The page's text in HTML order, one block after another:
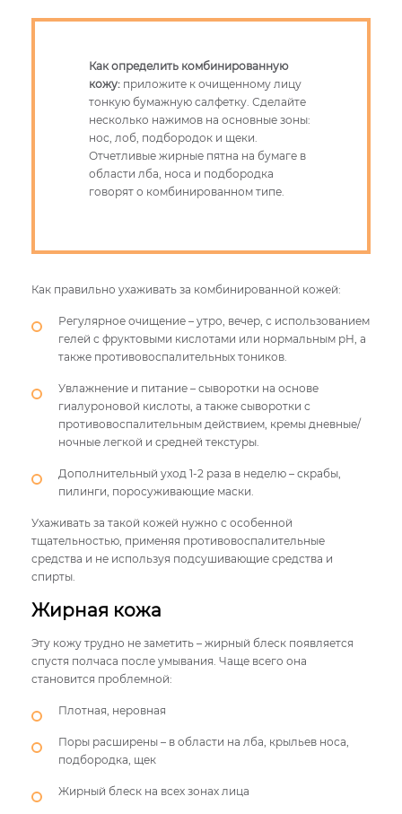
Как определить комбинированную
кожу: приложите к очищенному лицу
тонкую бумажную салфетку. Сделайте
несколько нажимов на основные зоны:
нос, лоб, подбородок и щеки.
Отчетливые жирные пятна на бумаге в
области лба, носа и подбородка
говорят о комбинированном типе.
Как правильно ухаживать за комбинированной кожей:
Регулярное очищение – утро, вечер, с использованием
гелей с фруктовыми кислотами или нормальным pH, а
также противовоспалительных тоников.
Увлажнение и питание – сыворотки на основе
гиалуроновой кислоты, а также сыворотки с
противовоспалительным действием, кремы дневные/
ночные легкой и средней текстуры.
Дополнительный уход 1-2 раза в неделю – скрабы,
пилинги, поросуживающие маски.
Ухаживать за такой кожей нужно с особенной
тщательностью, применяя противовоспалительные
средства и не используя подсушивающие средства и
спирты.
Жирная кожа
Эту кожу трудно не заметить – жирный блеск появляется
спустя полчаса после умывания. Чаще всего она
становится проблемной:
Плотная, неровная
Поры расширены – в области на лба, крыльев носа,
подбородка, щек
Жирный блеск на всех зонах лица